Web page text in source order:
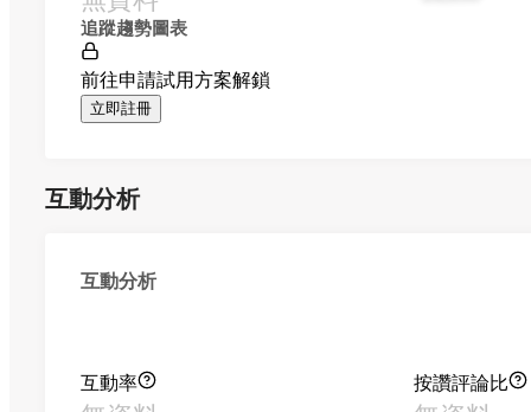
追蹤趨勢圖表
前往申請試用方案解鎖
立即註冊
互動分析
互動分析
互動率 按讚評論比